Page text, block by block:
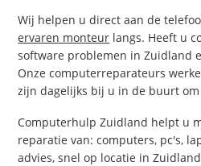
Wij helpen u direct aan de
ervaren monteur langs. Heeft u
software problemen in Zuidland
Onze computerreparateurs
zijn dagelijks bij u in de buurt
Computerhulp Zuidland helpt u
reparatie van: computers, pc's,
advies, snel op locatie in